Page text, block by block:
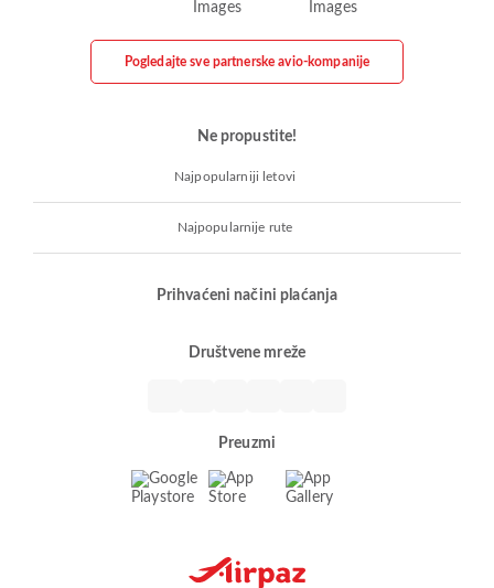
Pogledajte sve partnerske avio-kompanije
Ne propustite!
Najpopularniji letovi
Najpopularnije rute
Prihvaćeni načini plaćanja
Društvene mreže
Preuzmi